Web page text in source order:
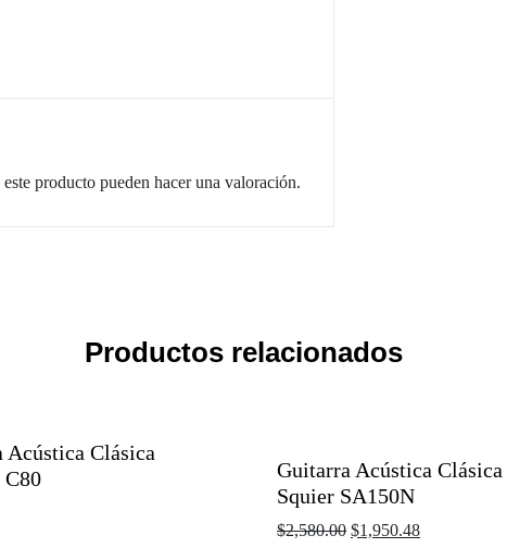
producto pueden hacer una valoración.
Productos relacionados
Acústica Clásica
C80
Guitarra Acústica Clásica
Squier SA150N
$2,580.00 $1,950.48